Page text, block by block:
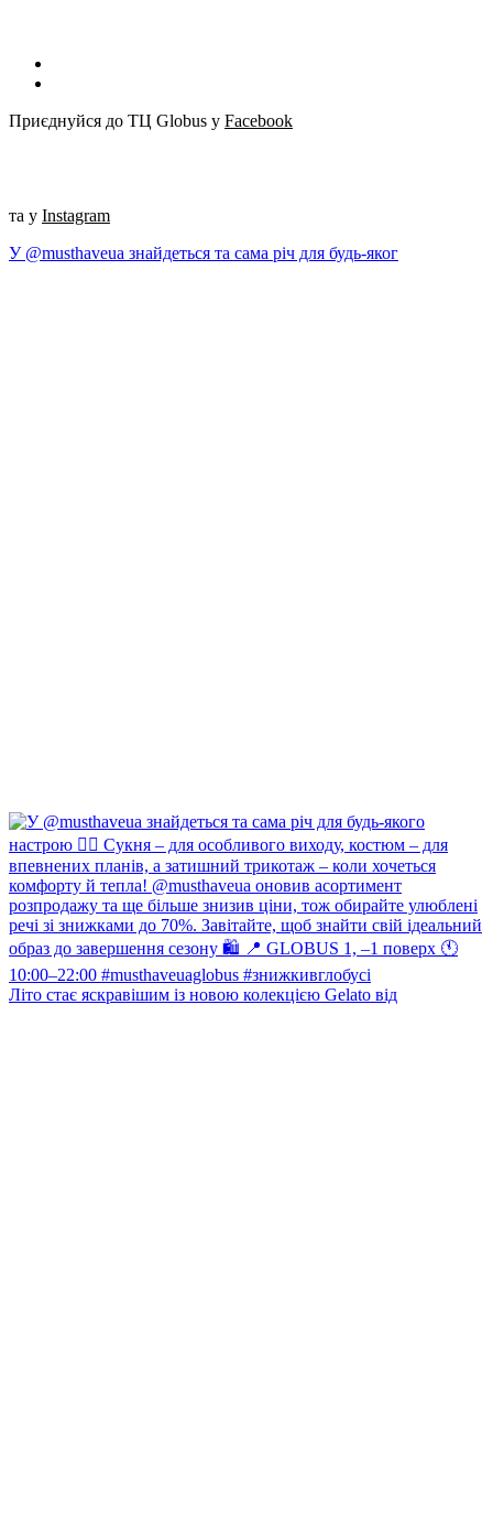
Приєднуйся до ТЦ Globus у Facebook
та у Instagram
У @musthaveua знайдеться та сама річ для будь-яког
Літо стає яскравішим із новою колекцією Gelato від